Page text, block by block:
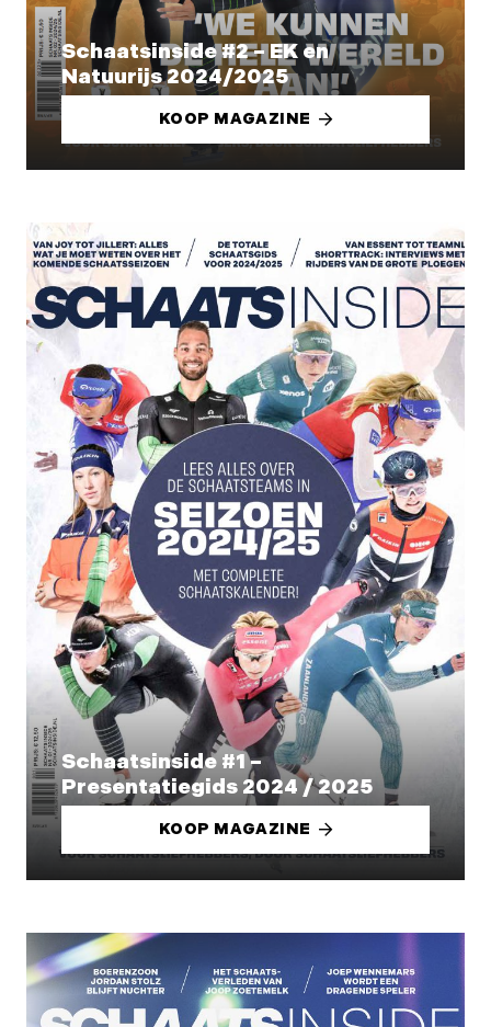
Schaatsinside #2 – EK en
Natuurijs 2024/2025
KOOP MAGAZINE
Schaatsinside #1 –
Presentatiegids 2024 / 2025
KOOP MAGAZINE